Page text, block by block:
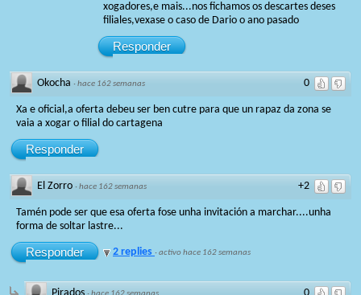
xogadores,e mais...nos fichamos os descartes deses
filiales,vexase o caso de Dario o ano pasado
Responder
0
Okocha ·hace 162 semanas
Xa e oficial,a oferta debeu ser ben cutre para que un rapaz da zona se
vaia a xogar o filial do cartagena
Responder
+2
El Zorro ·hace 162 semanas
Tamén pode ser que esa oferta fose unha invitación a marchar....unha
forma de soltar lastre...
Responder 2 replies ·activo hace 162 semanas